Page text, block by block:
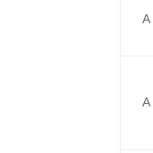
A
A